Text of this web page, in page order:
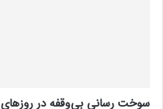
سوخت رسانی بی‌وقفه در روز‌های